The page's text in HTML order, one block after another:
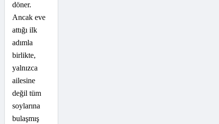
döner.
Ancak eve
attığı ilk
adımla
birlikte,
yalnızca
ailesine
değil tüm
soylarına
bulaşmış